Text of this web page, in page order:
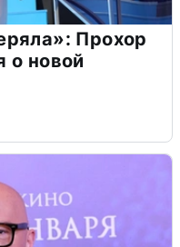
Прохор
о новой